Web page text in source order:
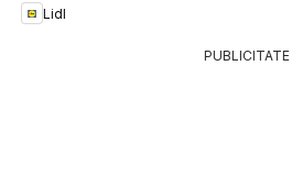
Lidl
PUBLICITATE